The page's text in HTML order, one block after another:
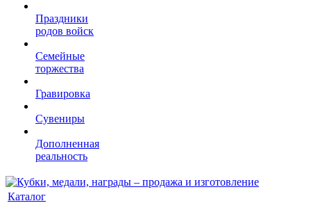
Праздники
родов войск
Семейные
торжества
Гравировка
Сувениры
Дополненная
реальность
Каталог